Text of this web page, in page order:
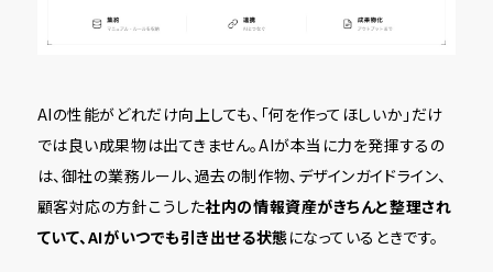
AIの性能がどれだけ向上しても、「何を作ってほしいか」だけ
では良い成果物は出てきません。AIが本当に力を発揮するの
は、御社の業務ルール、過去の制作物、デザインガイドライン、
顧客対応の方針――こうした社内の情報資産がきちんと整理され
ていて、AIがいつでも引き出せる状態になっているときです。